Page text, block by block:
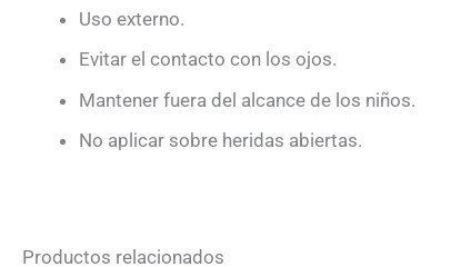
Uso externo.
Evitar el contacto con los ojos.
Mantener fuera del alcance de los niños.
No aplicar sobre heridas abiertas.
Productos relacionados